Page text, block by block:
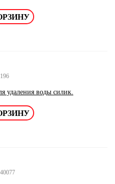
удаления воды силик.